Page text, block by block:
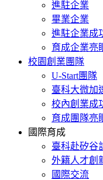
進駐企業
畢業企業
進駐企業成
育成企業亮
校園創業團隊
U-Start團隊
臺科大微加
校內創業成
育成團隊亮
國際育成
臺科赴矽谷
外籍人才創
國際交流